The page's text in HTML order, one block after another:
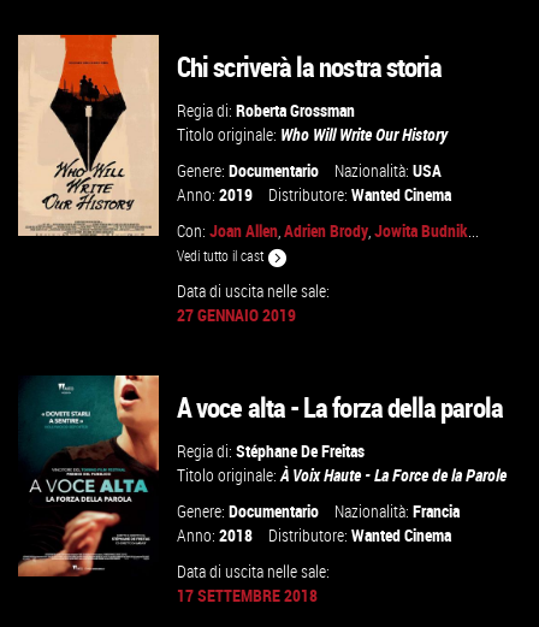
GUARDA IL TRAILER
VAI ALLA SCHEDA
VAI ALLA SCHEDA
Chi scriverà la nostra storia
Regia di:Roberta Grossman
Titolo originale: Who Will Write Our History
Genere:Documentario Nazionalità:USA
Anno:2019 Distributore:Wanted Cinema
Con:Joan Allen ,Adrien Brody ,Jowita Budnik
Vedi tutto il cast
Data di uscita nelle sale:
27 GENNAIO 2019
A voce alta - La forza della parola
Regia di:Stéphane De Freitas
Titolo originale:À Voix Haute - La Force de la Parole
Genere:Documentario Nazionalità:Francia
Anno:2018 Distributore:Wanted Cinema
Data di uscita nelle sale:
17 SETTEMBRE 2018